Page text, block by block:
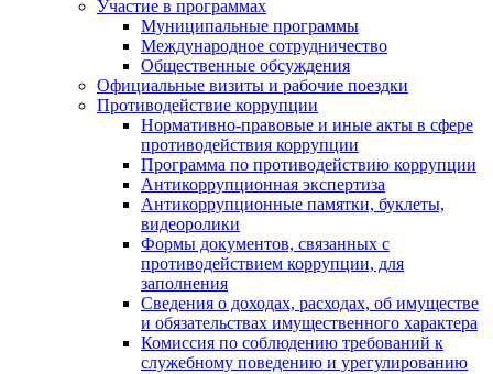
Участие в программах
Муниципальные программы
Международное сотрудничество
Общественные обсуждения
Официальные визиты и рабочие поездки
Противодействие коррупции
Нормативно-правовые и иные акты в сфере
противодействия коррупции
Программа по противодействию коррупции
Антикоррупционная экспертиза
Антикоррупционные памятки, буклеты,
видеоролики
Формы документов, связанных с
противодействием коррупции, для
заполнения
Сведения о доходах, расходах, об имуществе
и обязательствах имущественного характера
Комиссия по соблюдению требований к
служебному поведению и урегулированию